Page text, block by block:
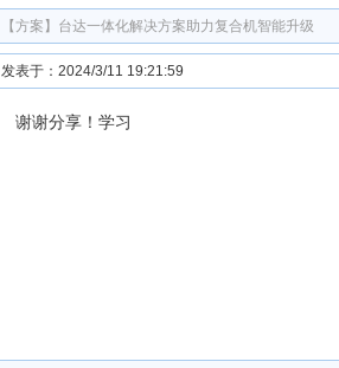
【方案】 台达一体化解决方案助力复合机智能升级
发表于：2024/3/11 19:21:59
谢谢分享！学习